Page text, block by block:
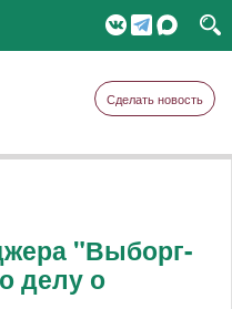
Сделать новость
"Выборг-
делу о